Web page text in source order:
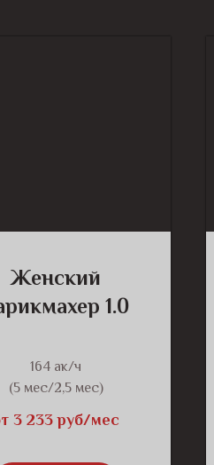
Женский
1.0
164 ак/ч
(5 мес/2,5 мес)
3 233 руб/мес